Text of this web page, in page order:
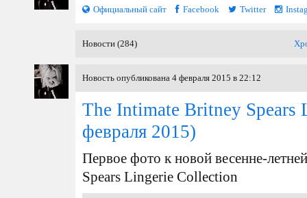
Официальный сайт
Facebook Twitter
Новости (284)
Новость опубликована 4 февраля 2015 в 22:12
The Intimate Britney
февраля 2015)
Первое фото к новой весенне-
Spears Lingerie Collection